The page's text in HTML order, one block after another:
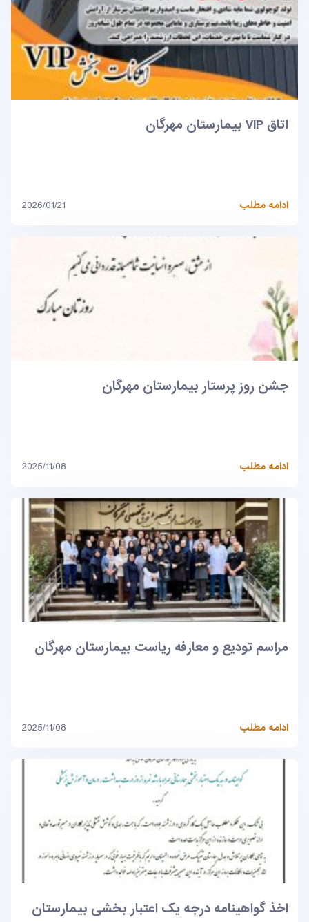
اتاق VIP بیمارستان مهرگان
ادامه مطلب 2026/01/21
جشن روز پرستار بیمارستان مهرگان
ادامه مطلب 2025/11/08
مراسم تودیع و معارفه ریاست بیمارستان مهرگان
ادامه مطلب 2025/11/08
اخذ گواهینامه درجه یک اعتبار بخشی بیمارستان